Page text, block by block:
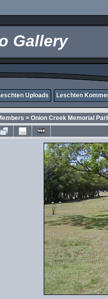
Gallery
Uploads Leschten
> Onion Creek Memorial